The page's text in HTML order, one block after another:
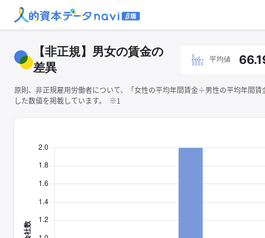
【非正規】男女の賃金の
差異
平均値
原則、非正規雇用労働者について、「女性の平均年間賃金÷男性の平均年間
した数値を掲載しています。 ※1